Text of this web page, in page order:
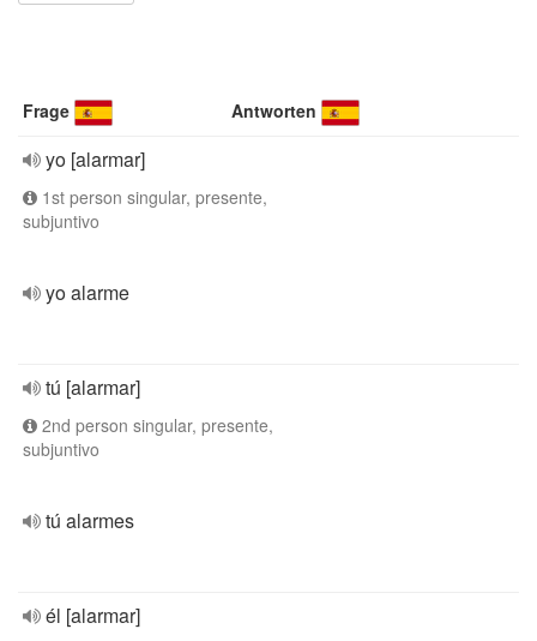
Frage Antworten
yo [alarmar]
1st person singular, presente,
subjuntivo
yo alarme
tú [alarmar]
2nd person singular, presente,
subjuntivo
tú alarmes
él [alarmar]